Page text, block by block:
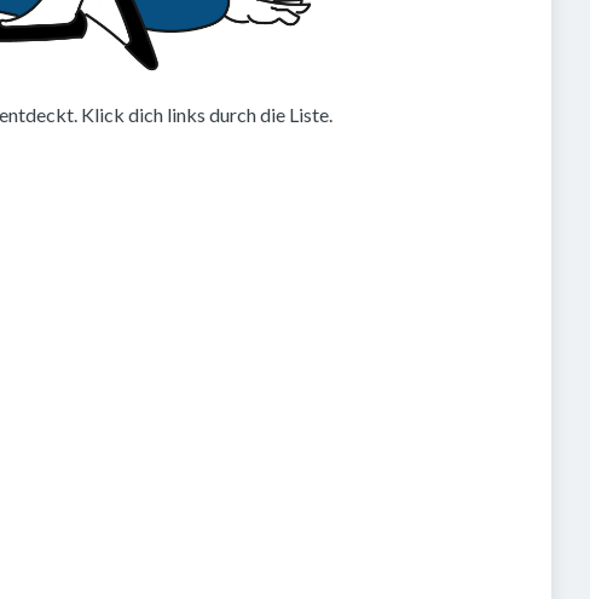
Klick dich links durch die Liste.